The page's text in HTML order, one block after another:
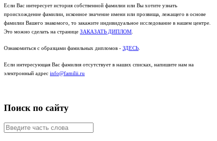
Если Вас интересует история собственной фамилии или Вы хотите узнать
происхождение фамилии, исконное значение имени или прозвища, лежащего в основе
фамилии Вашего знакомого, то закажите индивидуальное исследование в нашем центре.
Это можно сделать на странице ЗАКАЗАТЬ ДИПЛОМ
Ознакомиться с образцами фамильных дипломов - ЗДЕСЬ
Если интересующая Вас фамилия отсутствует в наших списках, напишите нам на
электронный адрес info@familii.ru
Поиск по сайту